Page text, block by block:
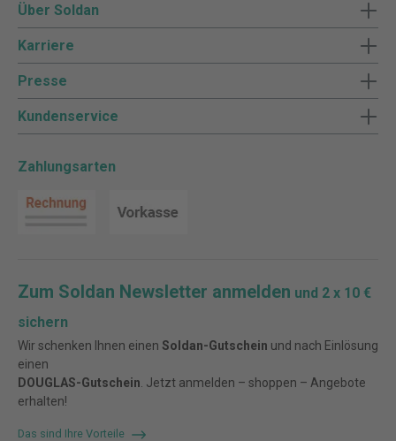
Über Soldan
Karriere
Presse
Kundenservice
Zahlungsarten
Zum Soldan Newsletter anmelden und 2 x 10 €
sichern
Wir schenken Ihnen einen Soldan-Gutschein und nach Einlösung
einen
DOUGLAS-Gutschein . Jetzt anmelden – shoppen – Angebote
erhalten!
Das sind Ihre Vorteile